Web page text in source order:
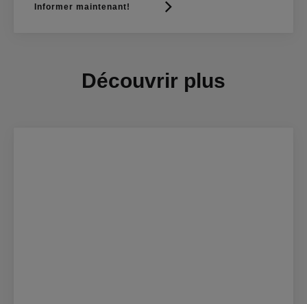
Informer maintenant!
Découvrir plus